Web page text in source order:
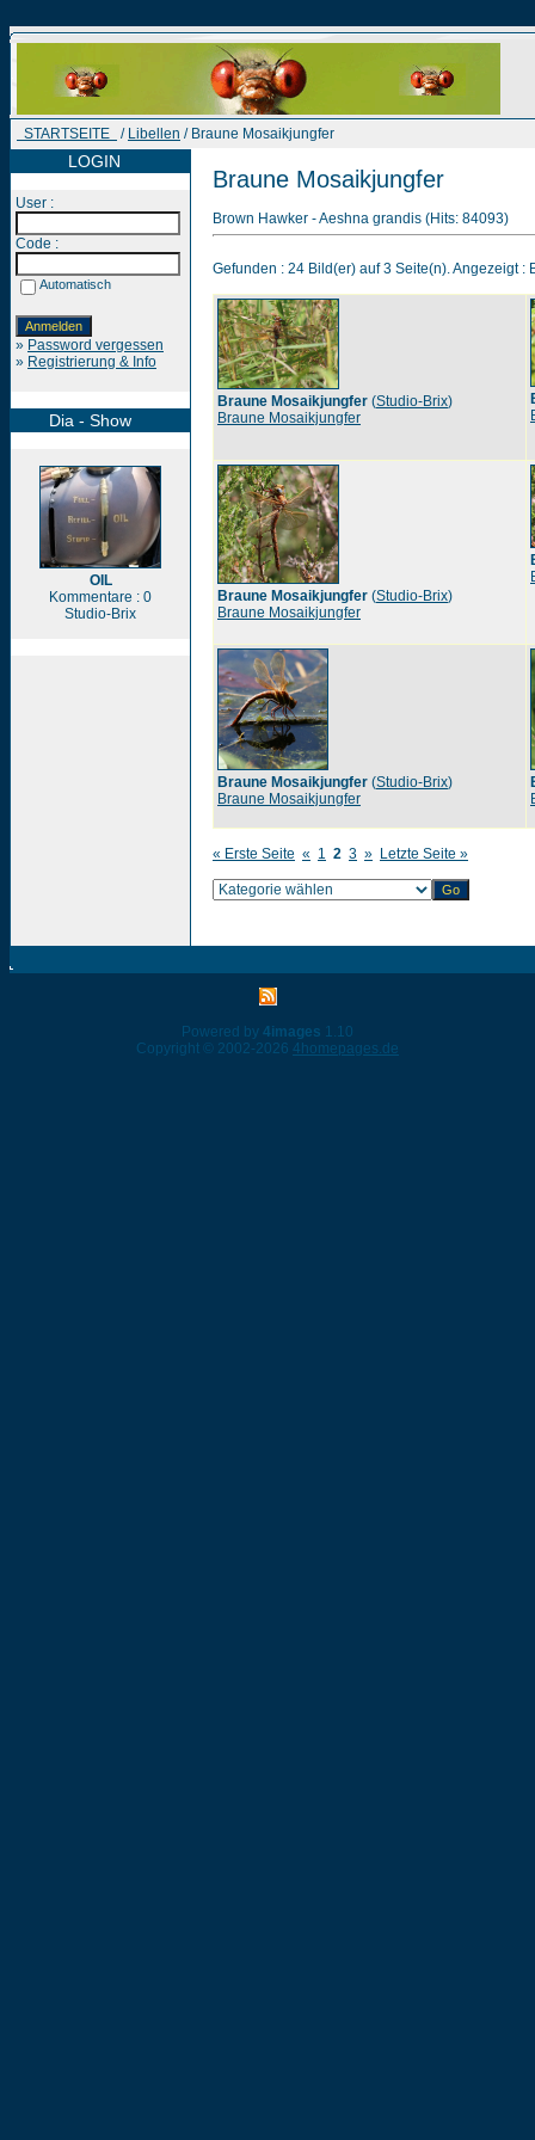
STARTSEITE / Libellen / Braune Mosaikjungfer
LOGIN
User :
Code :
Automatisch
» Password vergessen
» Registrierung & Info
Dia - Show
OIL
Kommentare : 0
Studio-Brix
Braune Mosaikjungfer
Brown Hawker - Aeshna grandis (Hits: 84093)
Gefunden : 24 Bild(er) auf 3 Seite(n). Angezeigt :
Braune Mosaikjungfer (Studio-Brix)
Braune Mosaikjungfer
Braune Mosaikjungfer (Studio-Brix)
Braune Mosaikjungfer
Braune Mosaikjungfer (Studio-Brix)
Braune Mosaikjungfer
« Erste Seite « 1 2 3 » Letzte Seite »
Powered by 4images 1.10
Copyright © 2002-2026 4homepages.de